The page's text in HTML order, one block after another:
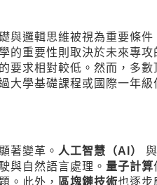
與邏輯思維被視為重要條
的重要性則取決於未來專
要求相對較低。然而，多
大學基礎課程或國際一年級
著變革。 人工智慧（AI） 與
與自然語言處理。 量子計算
。此外， 區塊鏈技術也逐步